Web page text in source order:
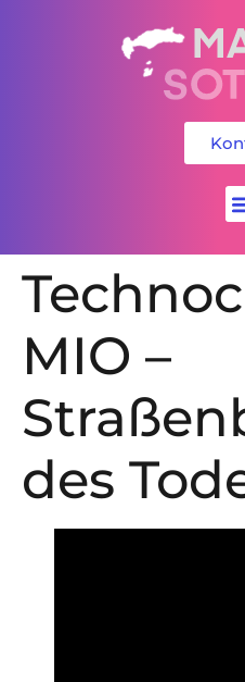
MIO –
des